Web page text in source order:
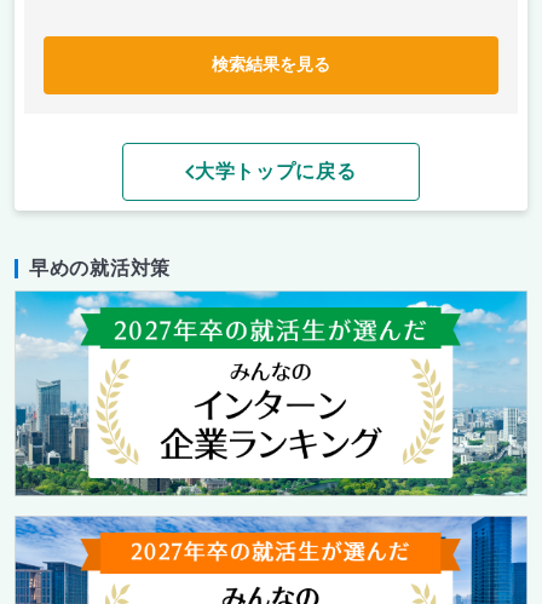
検索結果を見る
大学トップに戻る
早めの就活対策